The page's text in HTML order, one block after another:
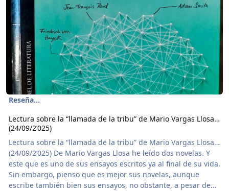
Reseña...
Lectura sobre la “llamada de la tribu” de Mario Vargas Llosa…
(24/09/2’025)
Lectura sobre la “llamada de la tribu” de Mario Vargas Llosa…
(24/09/2’025) De Mario Vargas Llosa he leído dos novelas. Y
este que es uno de sus ensayos escritos ya al final de su vida.
Sin embargo, pienso que es mejor sus novelas, aunque
escribe también bien sus ensayos, no obstante, a pesar de